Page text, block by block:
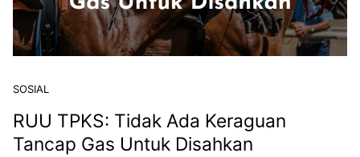
SOSIAL
RUU TPKS: Tidak Ada Keraguan
Tancap Gas Untuk Disahkan